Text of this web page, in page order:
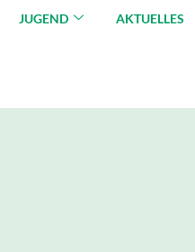
JUGEND AKTUELLES